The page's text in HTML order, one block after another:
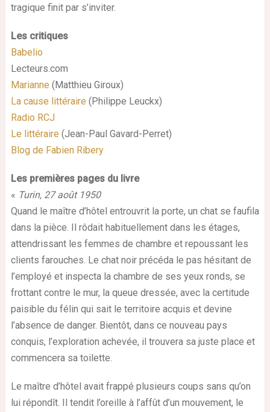
tragique finit par s’inviter.
Les critiques
Babelio
Lecteurs.com
Marianne (Matthieu Giroux)
La cause littéraire (Philippe Leuckx)
Radio RCJ
Le littéraire (Jean-Paul Gavard-Perret)
Blog de Fabien Ribery
Les premières pages du livre
« Turin, 27 août 1950
Quand le maître d’hôtel entrouvrit la porte, un chat se faufila
dans la pièce. Il rôdait habituellement dans les étages,
attendrissant les femmes de chambre et repoussant les
clients farouches. Le chat noir précéda le pas hésitant de
l’employé et inspecta la chambre de ses yeux ronds, se
frottant contre le mur, la queue dressée, avec la certitude
paisible du félin qui sait le territoire acquis et devine
l’absence de danger. Bientôt, dans ce nouveau pays
conquis, l’exploration achevée, il trouvera sa juste place et
commencera sa toilette.
Le maître d’hôtel avait frappé plusieurs coups sans qu’on
lui répondît. Il tendit l’oreille à l’affût d’un mouvement, le